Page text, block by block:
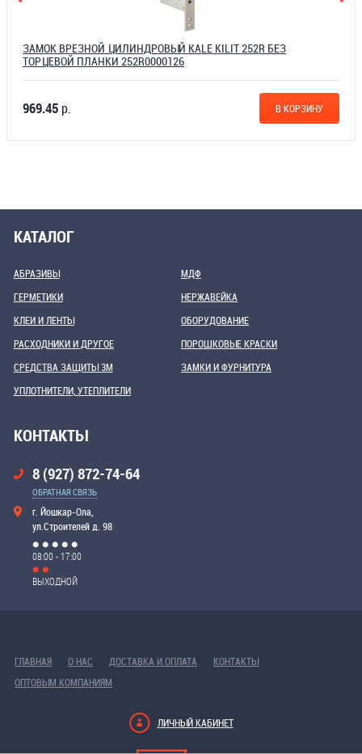
ЗАМОК ВРЕЗНОЙ ЦИЛИНДРОВЫЙ KALE KILIT 252R БЕЗ
ТОРЦЕВОЙ ПЛАНКИ 252R0000126
969.45 р. В КОРЗИНУ
КАТАЛОГ
АБРАЗИВЫ
ГЕРМЕТИКИ
КЛЕИ И ЛЕНТЫ
МДФ
НЕРЖАВЕЙКА
ОБОРУДОВАНИЕ
РАСХОДНИКИ И ДРУГОЕ
СРЕДСТВА ЗАЩИТЫ 3М
УПЛОТНИТЕЛИ, УТЕПЛИТЕЛИ
ПОРОШКОВЫЕ КРАСКИ
ЗАМКИ И ФУРНИТУРА
КОНТАКТЫ
8 (927) 872-74-64
ОБРАТНАЯ СВЯЗЬ
г. Йошкар-Ола,
ул.Строителей д. 98
08:00 - 17:00
ВЫХОДНОЙ
ГЛАВНАЯ О НАС ДОСТАВКА И ОПЛАТА
КОНТАКТЫ
ОПТОВЫМ КОМПАНИЯМ
ЛИЧНЫЙ КАБИНЕТ